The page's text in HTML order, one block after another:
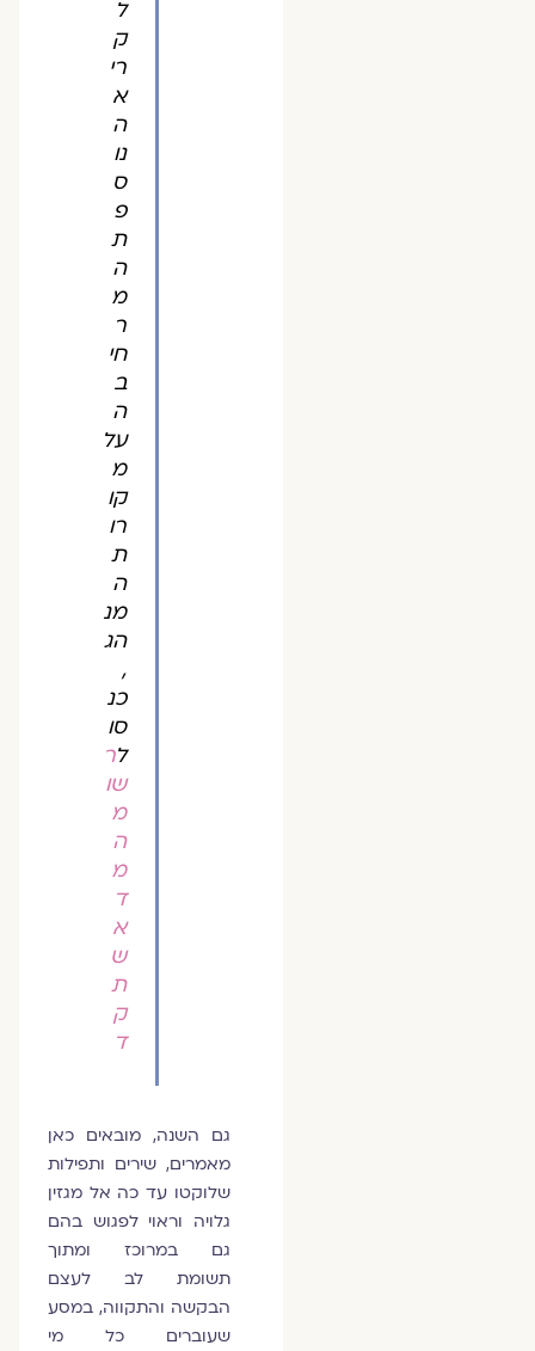
ל
ק
רי
א
ה
נו
ס
פ
ת
ה
מ
ר
חי
ב
ה
על
מ
קו
רו
ת
ה
מנ
הג
כנ
סו
לר
שו
מ
ה
מ
ד
א
ש
ת
ק
ד
גם השנה, מובאים כאן
מאמרים, שירים ותפילות
שלוקטו עד כה אל מגזין
גלויה וראוי לפגוש בהם
גם במרוכז ומתוך
תשומת לב לעצם
הבקשה והתקווה, במסע
שעוברים כל מי